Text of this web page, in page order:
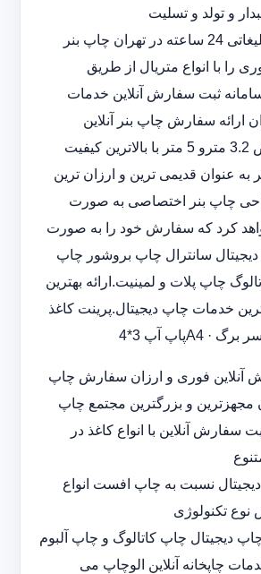
و تولد و تسلیت
چاپ بنر تسلیت بنر تبلیغاتی 24 ساعته در تهران چاپ بنر
را با انواع متریال از طریق
ثبت سفارش آنلاین خدمات
ارائه سفارش چاپ بنر آنلاین
درایران.چاپ بنر عرض 3.2 مترو 5 متر با بالاترین کیفیت
عنوان قدیمی ترین و ارزان ترین
چاپ بنر اختصاصی به صورت
کرد که سفارش خود را به صورت
سانترال چاپ بروشور چاپ
چاپ پلات و لمینیت.ارائه بهترین
خدمات چاپ دیجیتال.پرینت کاغذ
آنلاین فوری و ارزان سفارش چاپ
مجهزترین و بزرگترین مجتمع چاپ
سفارش آنلاین با انواع کاغذ در
نسبت به چاپ افست انواع
نوع تکنولوژی
دیجیتال چاپ کاتالوگ و چاپ آلبوم
چاپخانه آنلاین الوچاپ می